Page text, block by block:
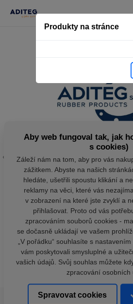
Produkty na stránce
Aby web fungoval tak, jak
s cookies)
Záleží nám na tom, aby pro vás
zážitkem. Abyste na našich
hledáte, ušetřili spoustu klikání a
reklamy na věci, které vás
v zobrazení na které jste zvyklí a
přihlašovat. Proto od vás
zpracováním souborů cookies -
se dočasně ukládají ve vašem
„V pořádku“ souhlasíte s
vám poskytovali smysluplné a
vašich údajů. Svůj souhlas můžete
zpracování osobních
Spravovat cookies